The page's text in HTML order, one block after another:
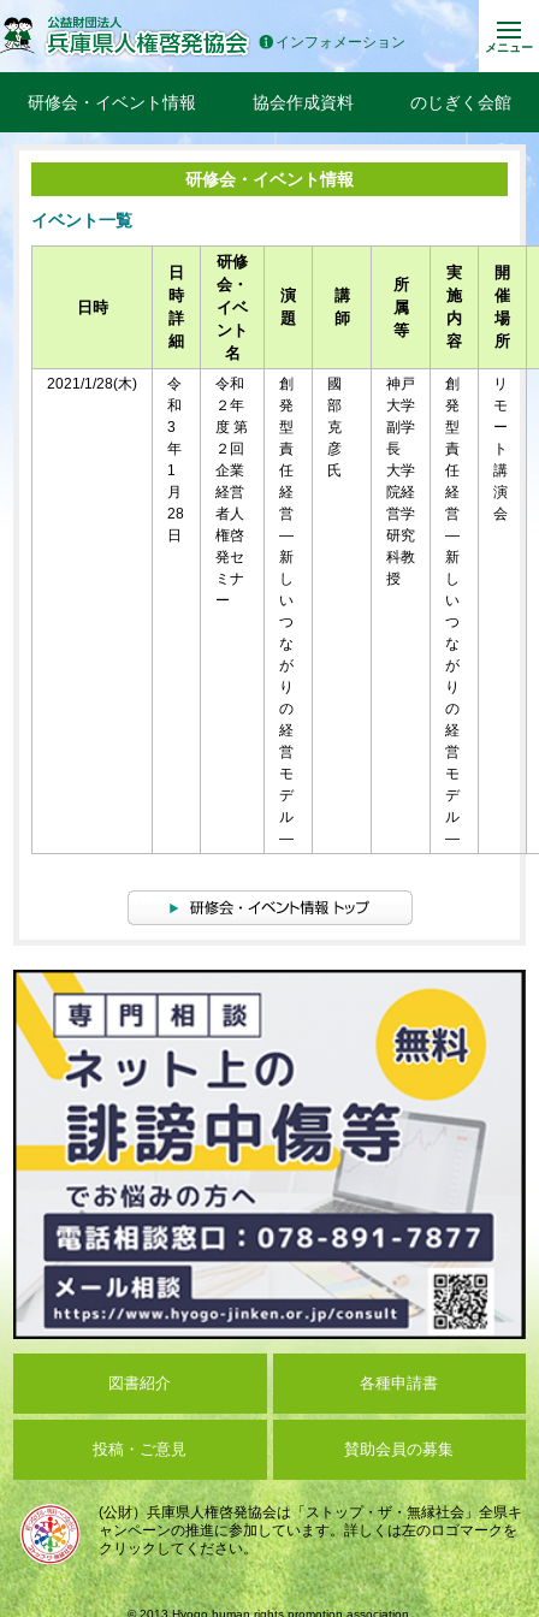
インフォメーション メニュー
研修会・イベント情報 協会作成資料 のじぎく会館
研修会・イベント情報
イベント一覧
日時
日
時
詳
細
研修
会・
イベ
ント
名
演
題
講
師
所
属
等
実
施
内
容
開
催
場
所
2021/1/28(木)
令
和
3
年
1
月
28
日
令和
２年
度 第
２回
企業
経営
者人
権啓
発セ
ミナ
ー
創
発
型
責
任
経
営
―
新
し
い
つ
な
が
り
の
経
営
モ
デ
ル
―
國
部
克
彦
氏
神戸
大学
副学
長
大学
院経
営学
研究
科教
授
創
発
型
責
任
経
営
―
新
し
い
つ
な
が
り
の
経
営
モ
デ
ル
―
リ
モ
ー
ト
講
演
会
図書紹介 各種申請書
投稿・ご意見 賛助会員の募集
(公財）兵庫県人権啓発協会は「ストップ・ザ・無縁社会」全県キ
ャンペーンの推進に参加しています。詳しくは左のロゴマークを
クリックしてください。
© 2013 Hyogo human rights promotion association.